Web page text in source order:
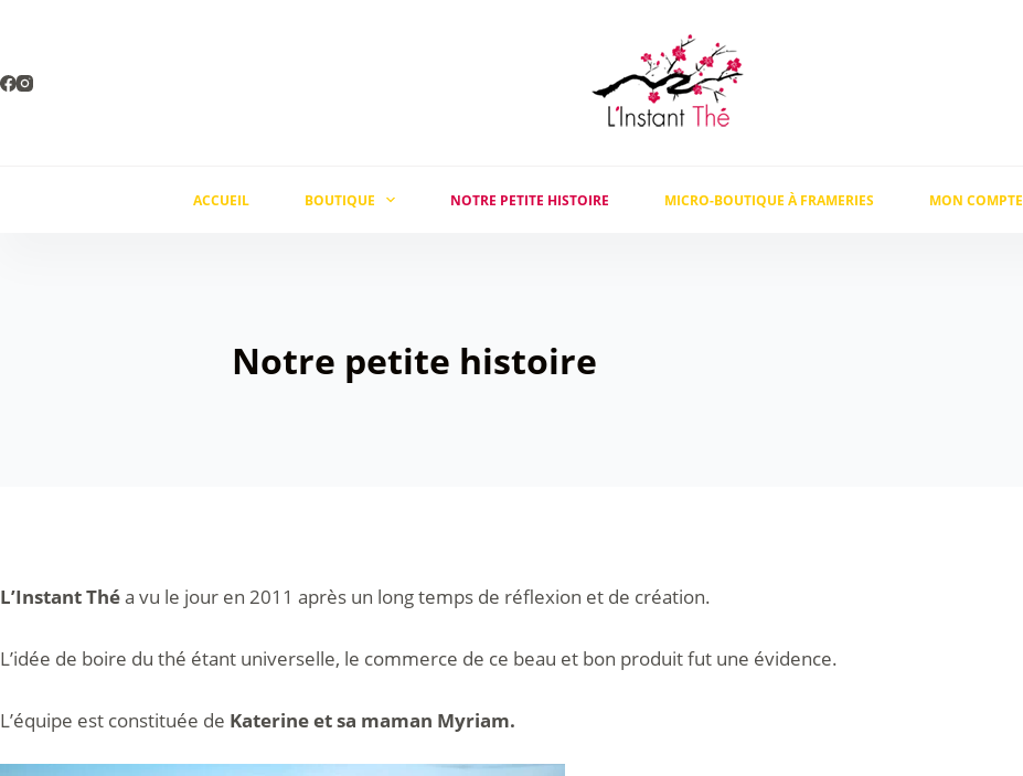
contenu
ACCUEIL BOUTIQUE NOTRE PETITE HISTOIRE MICRO-BOUTIQUE À FRAMERIES MON COMPTE
Notre petite histoire
L’Instant Théa vu le jour en 2011 après un long temps de réflexion et de création.
L’idée de boire du thé étant universelle, le commerce de ce beau et bon produit fut une évidence.
L’équipe est constituée de Katerine et sa maman Myriam.